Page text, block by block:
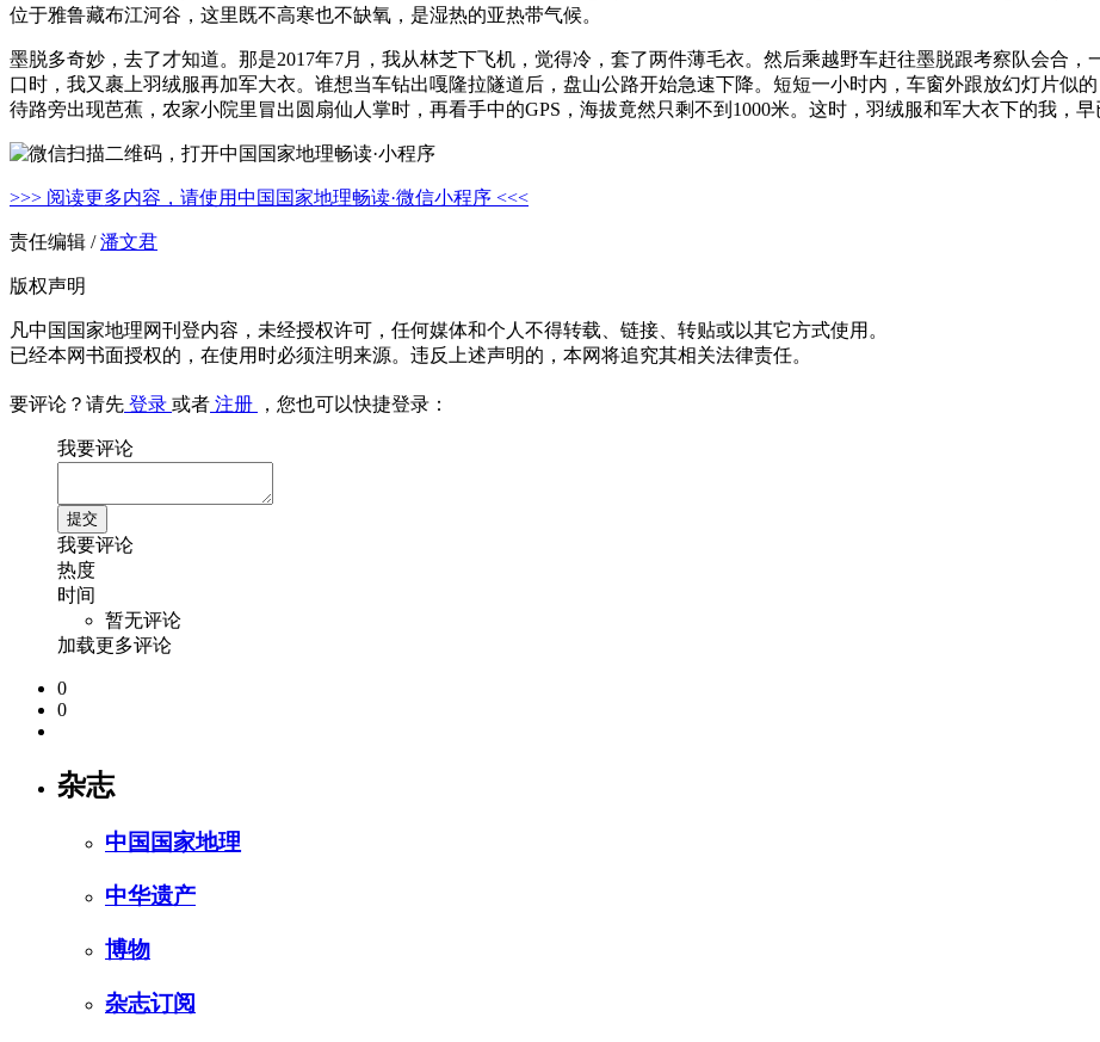
位于雅鲁藏布江河谷，这里既不高寒也不缺氧，是湿热的亚热带气候。
墨脱多奇妙，去了才知道。那是2017年7月，我从林芝下飞机，觉得冷，套了两件薄毛衣。然后乘越野车赶往墨脱跟考察队会合
口时，我又裹上羽绒服再加军大衣。谁想当车钻出嘎隆拉隧道后，盘山公路开始急速下降。短短一小时内，车窗外跟放幻灯片
待路旁出现芭蕉，农家小院里冒出圆扇仙人掌时，再看手中的GPS，海拔竟然只剩不到1000米。这时，羽绒服和军大衣下的我，早
>>> 阅读更多内容，请使用中国国家地理畅读·微信小程序 <<<
责任编辑 /潘文君
版权声明
凡中国国家地理网刊登内容，未经授权许可，任何媒体和个人不得转载、链接、转贴或以其它方式使用。
已经本网书面授权的，在使用时必须注明来源。违反上述声明的，本网将追究其相关法律责任。
要评论？请先 登录 或者 注册 ，您也可以快捷登录：
我要评论
我要评论
热度
时间
暂无评论
加载更多评论
0
0
杂志
中国国家地理
中华遗产
博物
杂志订阅